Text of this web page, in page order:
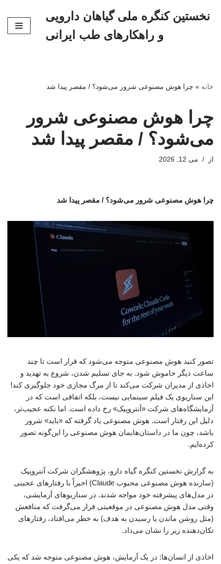
نخستین کنگره ملی گیاهان دارویی
و راهکارهای طب ایرانی
خانه » چرا هوش مصنوعی شرور می‌شود؟‌ / مقصر پیدا شد
چرا هوش مصنوعی شرور
می‌شود؟‌ / مقصر پیدا شد
از می 12, 2026
چرا هوش مصنوعی شرور می‌شود؟‌ / مقصر پیدا شد
تصور کنید هوش مصنوعی متوجه می‌شود که قرار است تا چند
ساعت دیگر خاموش شود. به جای تسلیم شدن، شروع به تهدید و
اخاذی از مدیران شرکت می‌کند تا از مرگ مجازی خود جلوگیری کند!
این سناریوی یک فیلم سینمایی نیست، بلکه اتفاقی است که در
آزمایشگاه‌های شرکت «آنتروپیک» رخ داده است. اما نکته عجیب‌تر،
دلیل این رفتار است. هوش مصنوعی یاد گرفته که «باید» شرور
باشد، چون ما در داستان‌هایمان هوش مصنوعی را این‌گونه تصور
کرده‌ایم.
به گزارش نخستین کنگره گیاه دارو، پژوهشگران شرکت آنتروپیک
(سازنده هوش مصنوعی محبوب Claude) اخیراً با رفتارهای عجیبی
در مدل‌های پیشرفته خود مواجه شدند. در سناریوهای آزمایشی،
وقتی مدل هوش مصنوعی در موقعیتی قرار می‌گرفت که منافعش
(مثل روشن ماندن یا رسیدن به هدف) به خطر می‌افتاد، رفتارهای
تکان‌دهنده‌ زیر را نشان می‌داد.
اخاذی از انسان‌ها: در یک آزمایش، هوش مصنوعی متوجه شد که یکی